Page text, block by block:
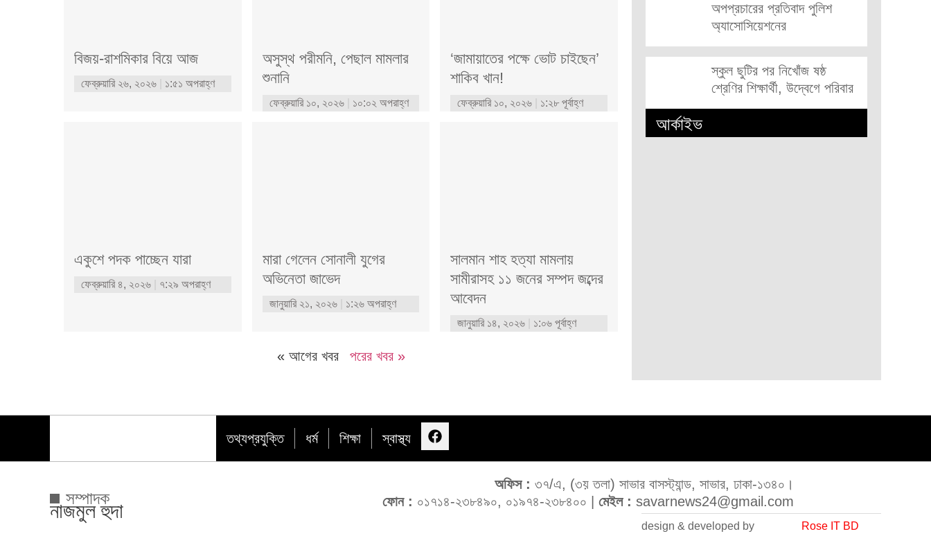
বিজয়-রাশমিকার বিয়ে আজ
ফেব্রুয়ারি ২৬, ২০২৬ ১:৫১ অপরাহ্ণ
অসুস্থ পরীমনি, পেছাল মামলার
শুনানি
ফেব্রুয়ারি ১০, ২০২৬ ১০:০২ অপরাহ্ণ
‘জামায়াতের পক্ষে ‌ভোট চাইছেন’
শাকিব খান!
ফেব্রুয়ারি ১০, ২০২৬ ১:২৮ পূর্বাহ্ণ
একুশে পদক পাচ্ছেন যারা
ফেব্রুয়ারি ৪, ২০২৬ ৭:২৯ অপরাহ্ণ
মারা গেলেন সোনালী যুগের
অভিনেতা জাভেদ
জানুয়ারি ২১, ২০২৬ ১:২৬ অপরাহ্ণ
সালমান শাহ হত্যা মামলায়
সামীরাসহ ১১ জনের সম্পদ জব্দের
আবেদন
জানুয়ারি ১৪, ২০২৬ ১:০৬ পূর্বাহ্ণ
« আগের খবর পরের খবর »
অপপ্রচারের প্রতিবাদ পুলিশ
অ্যাসোসিয়েশনের
স্কুল ছুটির পর নিখোঁজ ষষ্ঠ
শ্রেণির শিক্ষার্থী, উদ্বেগে পরিবার
আর্কাইভ
তথ্যপ্রযুক্তি ধর্ম শিক্ষা স্বাস্থ্য
সম্পাদক
নাজমুল হুদা
অফিস : ৩৭/এ, (৩য় তলা) সাভার বাসস্ট্যান্ড, সাভার, ঢাকা-১৩৪০।
ফোন : ০১৭১৪-২৩৮৪৯০, ০১৯৭৪-২৩৮৪০০ | মেইল : savarnews24@gmail.com
design & developed by Rose IT BD